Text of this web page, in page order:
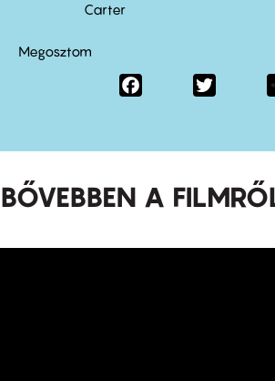
Carter
Megosztom
Facebook
BŐVEBBEN A